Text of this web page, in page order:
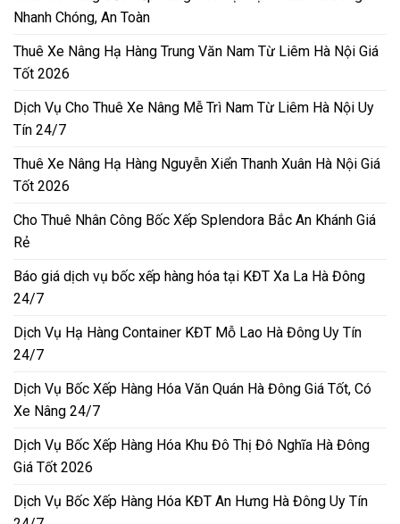
Nhanh Chóng, An Toàn
Thuê Xe Nâng Hạ Hàng Trung Văn Nam Từ Liêm Hà Nội Giá
Tốt 2026
Dịch Vụ Cho Thuê Xe Nâng Mễ Trì Nam Từ Liêm Hà Nội Uy
Tín 24/7
Thuê Xe Nâng Hạ Hàng Nguyễn Xiển Thanh Xuân Hà Nội Giá
Tốt 2026
Cho Thuê Nhân Công Bốc Xếp Splendora Bắc An Khánh Giá
Rẻ
Báo giá dịch vụ bốc xếp hàng hóa tại KĐT Xa La Hà Đông
24/7
Dịch Vụ Hạ Hàng Container KĐT Mỗ Lao Hà Đông Uy Tín
24/7
Dịch Vụ Bốc Xếp Hàng Hóa Văn Quán Hà Đông Giá Tốt, Có
Xe Nâng 24/7
Dịch Vụ Bốc Xếp Hàng Hóa Khu Đô Thị Đô Nghĩa Hà Đông
Giá Tốt 2026
Dịch Vụ Bốc Xếp Hàng Hóa KĐT An Hưng Hà Đông Uy Tín